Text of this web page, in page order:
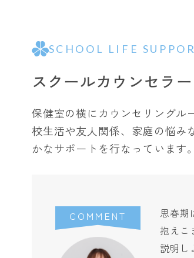
SCHOOL LIFE
スクールカウンセラー
保健室の横にカウンセリングル
校生活や友人関係、家庭の悩み
かなサポートを行なっています。
COMMENT
思春期
抱えこ
説明し